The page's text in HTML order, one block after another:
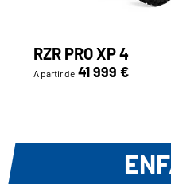
RZR PRO XP 4
A partir de 41 999 €